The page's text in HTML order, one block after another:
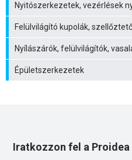
Nyitószerkezetek, vezérlések
Felülvilágító kupolák,
Nyílászárók, felülvilágítók,
Épületszerkezetek
Iratkozzon fel a